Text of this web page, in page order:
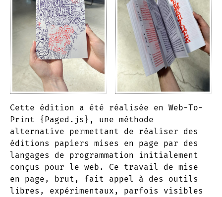
Cette édition a été réalisée en Web-To-
Print {Paged.js}, une méthode
alternative permettant de réaliser des
éditions papiers mises en page par des
langages de programmation initialement
conçus pour le web. Ce travail de mise
en page, brut, fait appel à des outils
libres, expérimentaux, parfois visibles